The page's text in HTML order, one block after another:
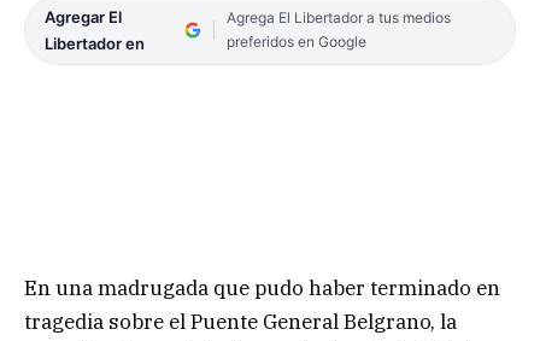
Agregar El
Libertador en
Agrega El Libertador a tus medios
preferidos en Google
En una madrugada que pudo haber terminado en
tragedia sobre el Puente General Belgrano, la